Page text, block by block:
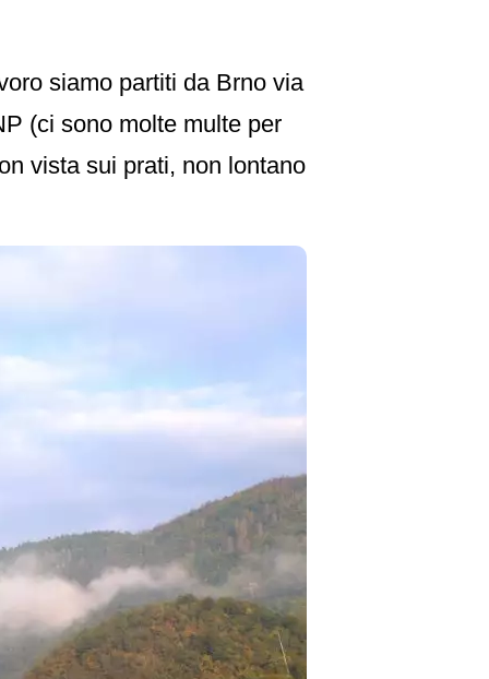
siamo partiti da Brno via
(ci sono molte multe per
vista sui prati, non lontano